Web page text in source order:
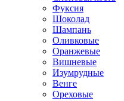
Фуксия
Шоколад
Шампань
Оливковые
Оранжевые
Вишневые
Изумрудные
Венге
Ореховые